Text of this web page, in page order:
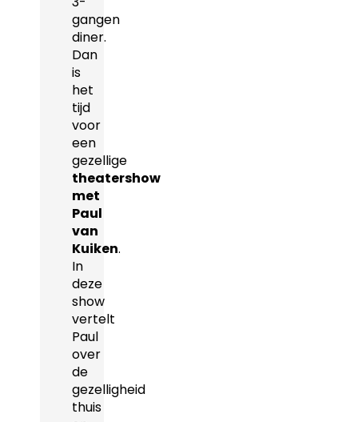
gangen
diner.
Dan
is
het
tijd
voor
een
gezellige
theatershow
met
Paul
van
Kuiken.
In
deze
show
vertelt
Paul
over
de
gezelligheid
thuis